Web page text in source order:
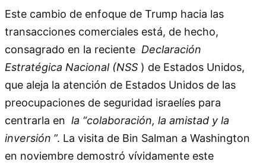
Este cambio de enfoque de Trump hacia las
transacciones comerciales está, de hecho,
consagrado en la reciente Declaración
Estratégica Nacional (NSS ) de Estados Unidos,
que aleja la atención de Estados Unidos de las
preocupaciones de seguridad israelíes para
centrarla en la “colaboración, la amistad y la
inversión ”. La visita de Bin Salman a Washington
en noviembre demostró vívidamente este